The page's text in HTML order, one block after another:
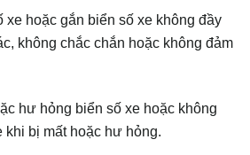
xe hoặc gắn biển số xe không đầy
không chắc chắn hoặc không đảm
hư hỏng biển số xe hoặc không
khi bị mất hoặc hư hỏng.